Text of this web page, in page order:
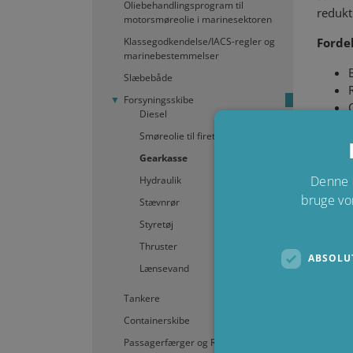
Oliebehandlingsprogram til
motorsmøreolie i marinesektoren
Klassegodkendelse/IACS-regler og
marinebestemmelser
Slæbebåde
Forsyningsskibe
Diesel
Smøreolie til firetaktsmotor
Gearkasse
Hydraulik
Stævnrør
Styretøj
Thruster
Lænsevand
Tankere
Containerskibe
Passagerfærger og RO-RO
Når
Fra
Når
bruge